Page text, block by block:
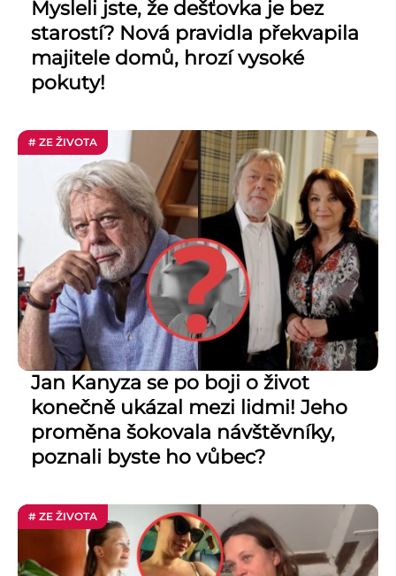
Mysleli jste, že dešťovka je bez
starostí? Nová pravidla překvapila
majitele domů, hrozí vysoké
pokuty!
# ZE ŽIVOTA
Jan Kanyza se po boji o život
konečně ukázal mezi lidmi! Jeho
proměna šokovala návštěvníky,
poznali byste ho vůbec?
# ZE ŽIVOTA